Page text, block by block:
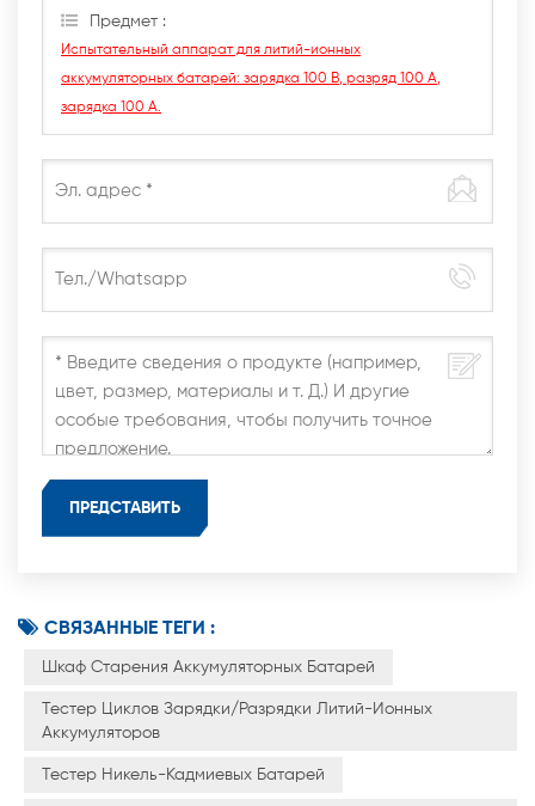
только сможем.
Предмет :
Испытательный аппарат для литий-ионных
аккумуляторных батарей: зарядка 100 В, разряд 100 А,
зарядка 100 А.
СВЯЗАННЫЕ ТЕГИ :
Шкаф Старения Аккумуляторных Батарей
Тестер Циклов Зарядки/разрядки Литий-Ионных
Аккумуляторов
Тестер Никель-Кадмиевых Батарей